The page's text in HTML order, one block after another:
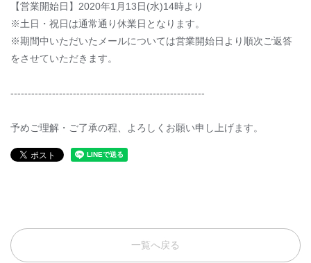
【営業開始日】2020年1月13日(水)14時より
※土日・祝日は通常通り休業日となります。
※期間中いただいたメールについては営業開始日より順次ご返答
をさせていただきます。
--------------------------------------------------------
予めご理解・ご了承の程、よろしくお願い申し上げます。
一覧へ戻る